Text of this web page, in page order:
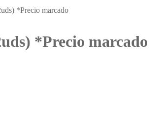
*Precio marcado
*Precio marcado